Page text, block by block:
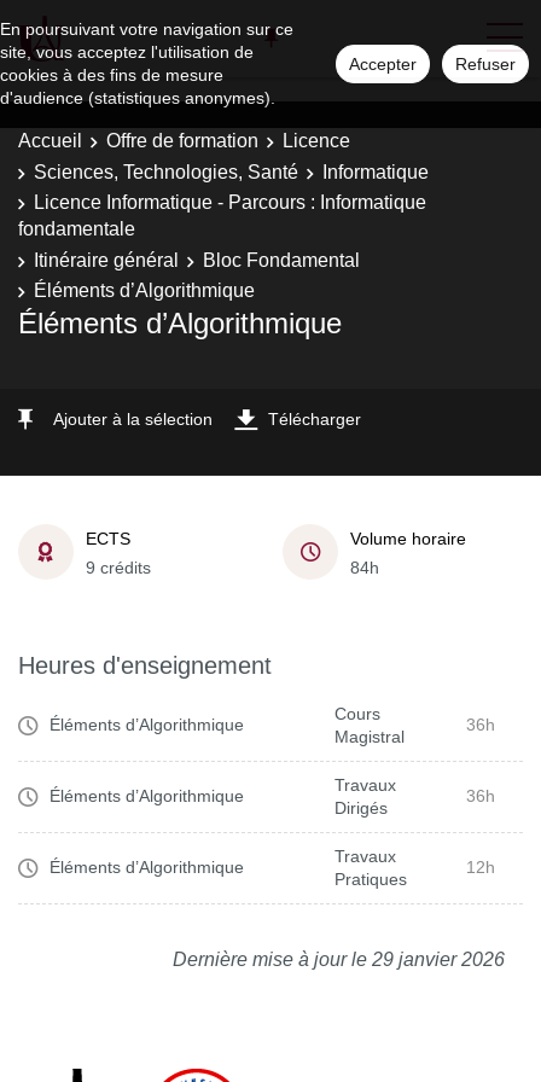
En poursuivant votre navigation sur ce
site, vous acceptez l'utilisation de
cookies à des fins de mesure
d'audience (statistiques anonymes).
Accepter Refuser
Accueil Offre de formation
Licence
Sciences, Technologies, Santé
Informatique
Licence Informatique - Parcours : Informatique
fondamentale
Itinéraire général
Bloc Fondamental
Éléments d’Algorithmique
Éléments d’Algorithmique
Ajouter à la sélection Télécharger
ECTS
9 crédits
Volume horaire
84h
Heures d'enseignement
Éléments d’Algorithmique
Cours
Magistral
36h
Éléments d’Algorithmique
Travaux
Dirigés
36h
Éléments d’Algorithmique
Travaux
Pratiques
12h
Dernière mise à jour le 29 janvier 2026